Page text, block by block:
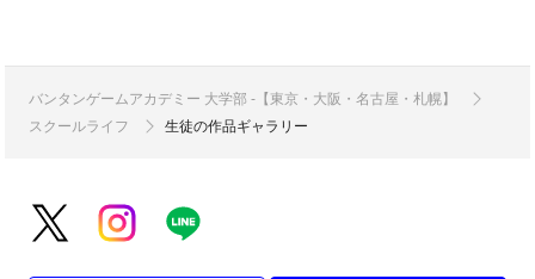
バンタンゲームアカデミー 大学部 -【東京・大阪・名古屋・札幌】
スクールライフ
生徒の作品ギャラリー